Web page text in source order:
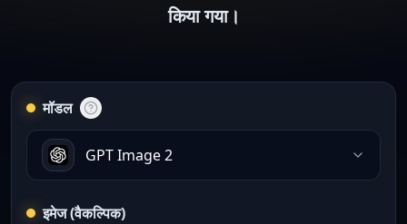
किया गया।
मॉडल
GPT Image 2
इमेज (वैकल्पिक)